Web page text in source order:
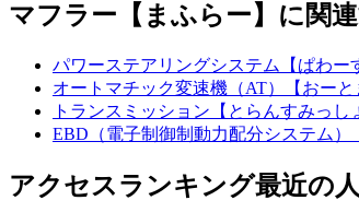
マフラー【まふらー】に関
パワーステアリングシステム【ぱわー
オートマチック変速機（AT）【おー
トランスミッション【とらんすみっし
EBD（電子制御制動力配分システム）
アクセスランキング最近の